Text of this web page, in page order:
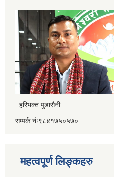
हरिभक्त पुडासैनी
सम्पर्क नंः९८४१७५०५७०
महत्वपूर्ण लिङ्कहरु